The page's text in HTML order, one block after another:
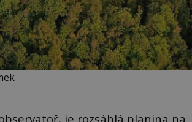
je rozsáhlá planina na